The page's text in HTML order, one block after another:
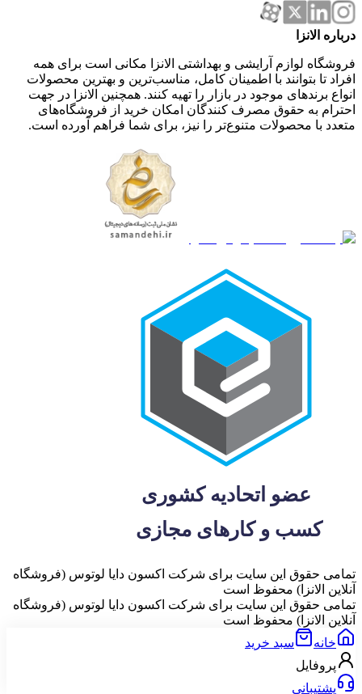
درباره الانزا
فروشگاه لوازم آرایشی و بهداشتی الانزا مکانی است برای همه
افراد تا بتوانند با اطمینان کامل، مناسب‌ترین و بهترین محصولات
انواع برندهای موجود در بازار را تهیه کنند. همچنین الانزا در جهت
احترام به حقوق مصرف کنندگان امکان خرید از فروشگاه‌های
متعدد با محصولات متنوع‌تر را نیز، برای شما فراهم آورده است.
تمامی حقوق این سایت برای شرکت اکسون دایا لوتوس (فروشگاه
آنلاین الانزا) محفوظ است
تمامی حقوق این سایت برای شرکت اکسون دایا لوتوس (فروشگاه
آنلاین الانزا) محفوظ است
خانه
سبد خرید
پروفایل
پشتیبانی